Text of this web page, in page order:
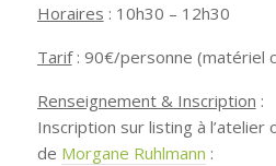
Horaires : 10h30 – 12h30
Tarif: 90€/personne (matériel
Renseignement & Inscription :
Inscription sur listing à
de Morgane Ruhlmann :